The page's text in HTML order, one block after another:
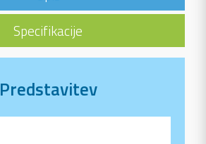
Specifikacije
Predstavitev